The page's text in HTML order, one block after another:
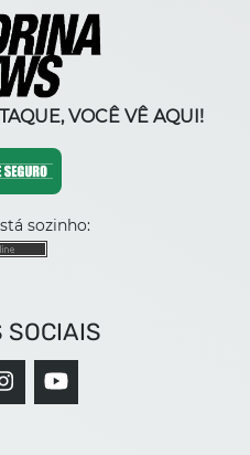
VOCÊ VÊ AQUI!
sozinho:
SOCIAIS